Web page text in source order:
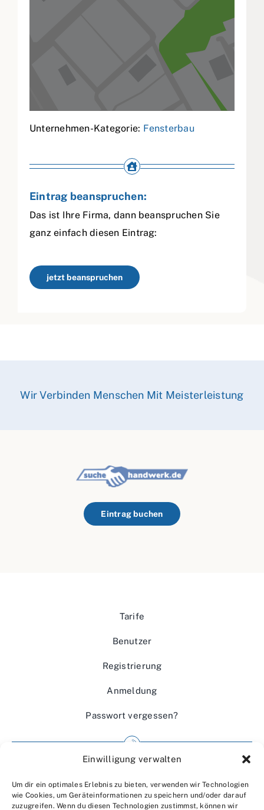
Einwilligung verwalten
Um dir ein optimales Erlebnis zu bieten, verwenden wir Technologien
wie Cookies, um Geräteinformationen zu speichern und/oder darauf
zuzugreifen. Wenn du diesen Technologien zustimmst, können wir
Unternehmen-Kategorie: Fensterbau
Eintrag beanspruchen:
Das ist Ihre Firma, dann beanspruchen Sie
ganz einfach diesen Eintrag:
jetzt beanspruchen
Wir Verbinden Menschen Mit Meisterleistung
Eintrag buchen
Tarife
Benutzer
Registrierung
Anmeldung
Passwort vergessen?
Wir über uns